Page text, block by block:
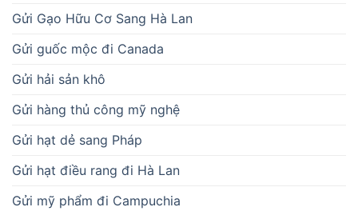
Gửi Gạo Hữu Cơ Sang Hà Lan
Gửi guốc mộc đi Canada
Gửi hải sản khô
Gửi hàng thủ công mỹ nghệ
Gửi hạt dẻ sang Pháp
Gửi hạt điều rang đi Hà Lan
Gửi mỹ phẩm đi Campuchia